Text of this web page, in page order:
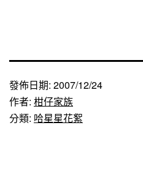
發佈日期: 2007/12/24
作者: 柑仔家族
分類: 哈星星花絮